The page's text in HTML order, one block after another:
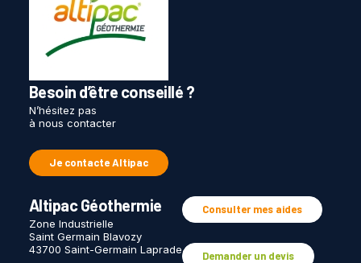
Besoin d’être conseillé ?
N’hésitez pas
à nous contacter
Je contacte Altipac
Altipac Géothermie
Zone Industrielle
Saint Germain Blavozy
43700 Saint-Germain Laprade
Consulter mes aides
Demander un devis